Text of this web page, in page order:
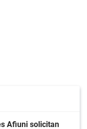
Afiuni solicitan